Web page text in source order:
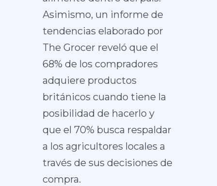
Asimismo, un informe de
tendencias elaborado por
The Grocer reveló que el
68% de los compradores
adquiere productos
británicos cuando tiene la
posibilidad de hacerlo y
que el 70% busca respaldar
a los agricultores locales a
través de sus decisiones de
compra.